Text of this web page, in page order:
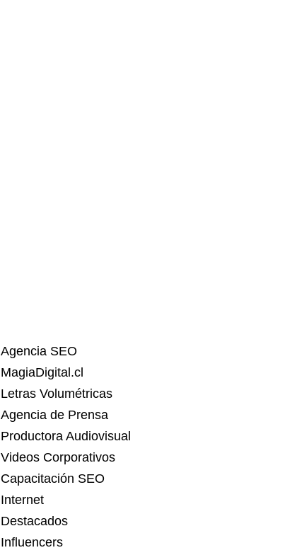
Agencia SEO
MagiaDigital.cl
Letras Volumétricas
Agencia de Prensa
Productora Audiovisual
Videos Corporativos
Capacitación SEO
Internet
Destacados
Influencers